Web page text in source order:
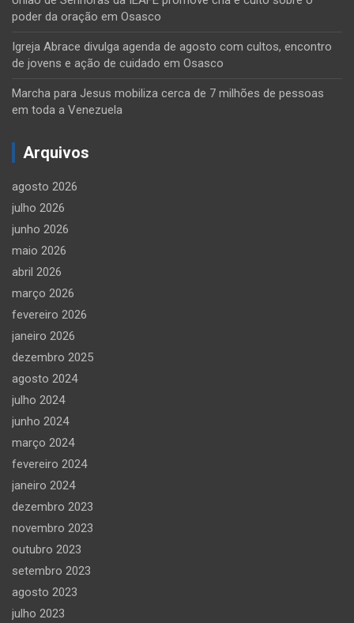
poder da oração em Osasco
Igreja Abrace divulga agenda de agosto com cultos, encontro
de jovens e ação de cuidado em Osasco
Marcha para Jesus mobiliza cerca de 7 milhões de pessoas
em toda a Venezuela
Arquivos
agosto 2026
julho 2026
junho 2026
maio 2026
abril 2026
março 2026
fevereiro 2026
janeiro 2026
dezembro 2025
agosto 2024
julho 2024
junho 2024
março 2024
fevereiro 2024
janeiro 2024
dezembro 2023
novembro 2023
outubro 2023
setembro 2023
agosto 2023
julho 2023